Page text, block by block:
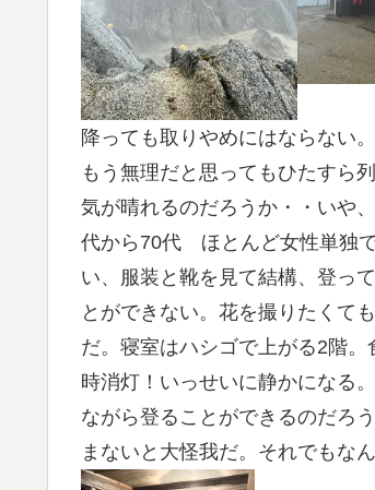
降っても取りやめにはならない
もう無理だと思ってもひたすら
気が晴れるのだろうか・・いや
代から70代 ほとんど女性単独
い、服装と靴を見て結構、登っ
とができない。花を撮りたくて
だ。寝室はハシゴで上がる2階
時消灯！いっせいに静かになる
ながら登ることができるのだろ
まないと大怪我だ。それでもな